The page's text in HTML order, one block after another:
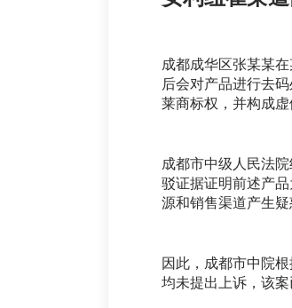
成都成华区张某某
后会对产品进行去
莱商标权，并构成虚
成都市中级人民法
驳证据证明前述产
源和销售渠道产生
因此，成都市中院
均未提出上诉，该案